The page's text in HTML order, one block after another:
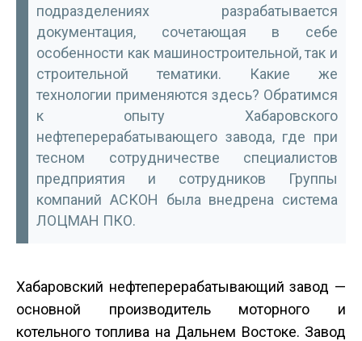
подразделениях разрабатывается
документация, сочетающая в себе
особенности как машиностроительной, так и
строительной тематики. Какие же
технологии применяются здесь? Обратимся
к опыту Хабаровского
нефтеперерабатывающего завода, где при
тесном сотрудничестве специалистов
предприятия и сотрудников Группы
компаний АСКОН была внедрена система
ЛОЦМАН ПКО.
Хабаровский нефтеперерабатывающий завод —
основной производитель моторного и
котельного топлива на Дальнем Востоке. Завод